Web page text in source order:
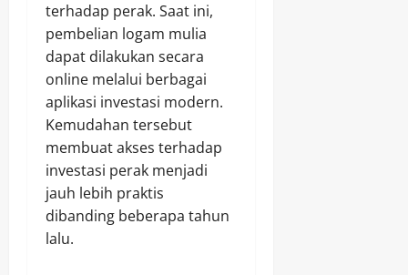
terhadap perak. Saat ini,
pembelian logam mulia
dapat dilakukan secara
online melalui berbagai
aplikasi investasi modern.
Kemudahan tersebut
membuat akses terhadap
investasi perak menjadi
jauh lebih praktis
dibanding beberapa tahun
lalu.